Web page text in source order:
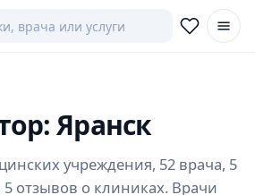
Яранск
учреждения, 52 врача, 5
отзывов о клиниках. Врачи